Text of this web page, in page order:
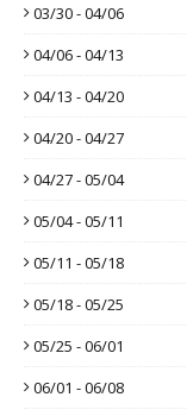
03/30 - 04/06
04/06 - 04/13
04/13 - 04/20
04/20 - 04/27
04/27 - 05/04
05/04 - 05/11
05/11 - 05/18
05/18 - 05/25
05/25 - 06/01
06/01 - 06/08